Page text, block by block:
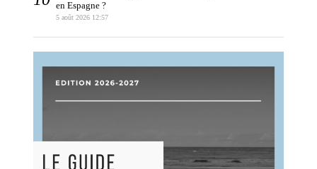
en Espagne ?
5 août 2026 12:57